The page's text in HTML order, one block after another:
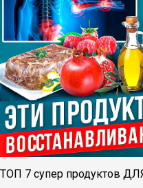
ТОП 7 супер продуктов